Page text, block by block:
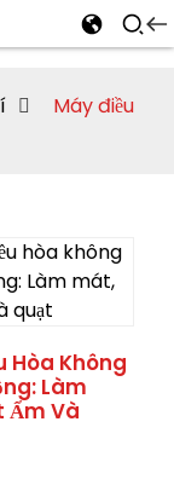
Máy điều
Hòa Không
Làm
Ẩm Và